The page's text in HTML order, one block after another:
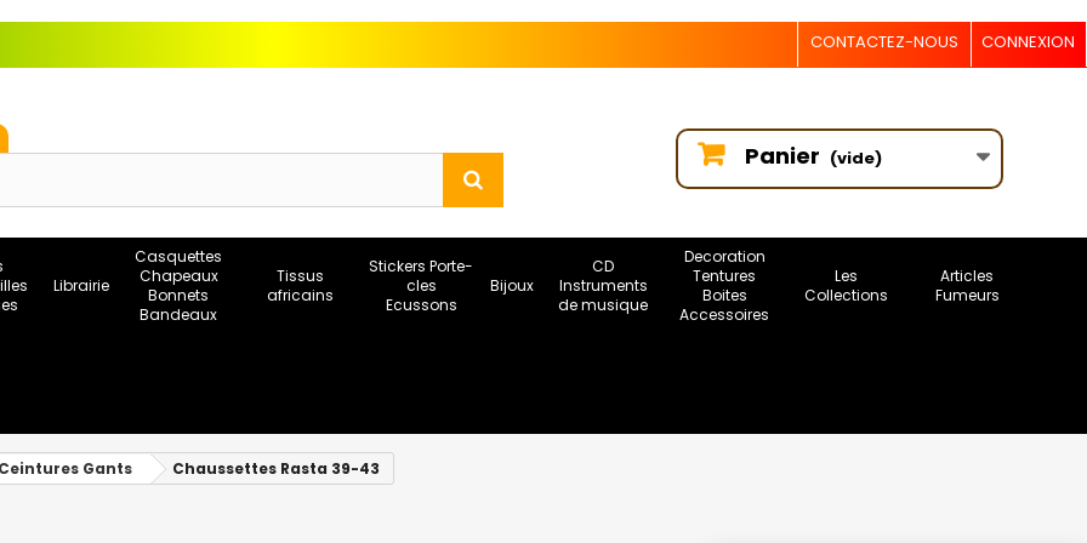
CONNEXION
CONTACTEZ-NOUS
Panier (vide)
Librairie
Casquettes
Chapeaux
Bonnets
Bandeaux
Tissus
africains
Stickers Porte-
cles
Ecussons
Bijoux
CD
Instruments
de musique
Decoration
Tentures
Boites
Accessoires
Les
Collections
Articles
Fumeurs
Gants Chaussettes Rasta 39-43